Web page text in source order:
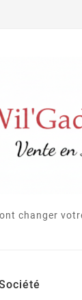
changer